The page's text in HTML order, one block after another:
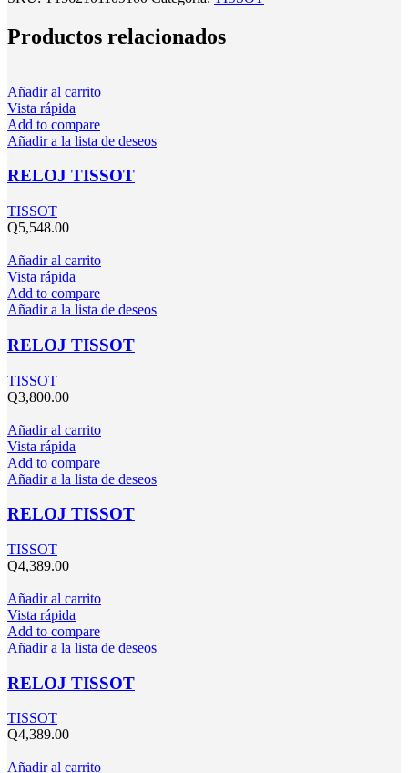
Productos relacionados
Añadir al carrito
Vista rápida
Add to compare
Añadir a la lista de deseos
RELOJ TISSOT
TISSOT
Q5,548.00
Añadir al carrito
Vista rápida
Add to compare
Añadir a la lista de deseos
RELOJ TISSOT
TISSOT
Q3,800.00
Añadir al carrito
Vista rápida
Add to compare
Añadir a la lista de deseos
RELOJ TISSOT
TISSOT
Q4,389.00
Añadir al carrito
Vista rápida
Add to compare
Añadir a la lista de deseos
RELOJ TISSOT
TISSOT
Q4,389.00
Añadir al carrito